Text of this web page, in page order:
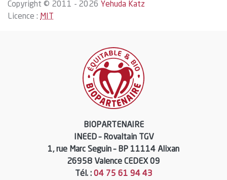
Copyright © 2011 - 2026 Yehuda Katz
Licence : MIT
BIOPARTENAIRE
INEED – Rovaltain TGV
1, rue Marc Seguin – BP 11114 Alixan
26958 Valence CEDEX 09
Tél. : 04 75 61 94 43